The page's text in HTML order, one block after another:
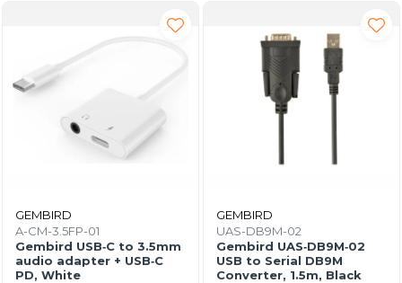
GEMBIRD
A-CM-3.5FP-01
Gembird USB‑C to 3.5mm
audio adapter + USB‑C
PD, White
GEMBIRD
UAS-DB9M-02
Gembird UAS‑DB9M‑02
USB to Serial DB9M
Converter, 1.5m, Black